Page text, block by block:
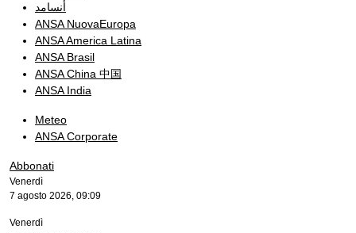
أنسامد
ANSA NuovaEuropa
ANSA America Latina
ANSA Brasil
ANSA China 中国
ANSA India
Meteo
ANSA Corporate
Abbonati
Venerdì
7 agosto 2026, 09:09
Venerdì